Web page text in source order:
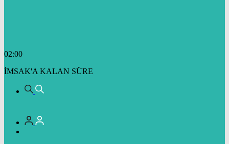
02:00
İMSAK'A KALAN SÜRE